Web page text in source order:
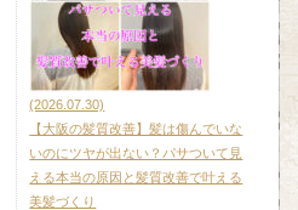
(2026.07.30)
【大阪の髪質改善】髪は傷んでいな
いのにツヤが出ない？パサついて見
える本当の原因と髪質改善で叶える
美髪づくり